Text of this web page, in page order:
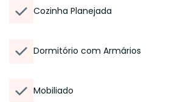
Cozinha Planejada
Dormitório com Armários
Mobiliado